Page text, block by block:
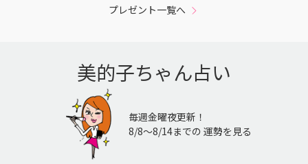
プレゼント一覧へ
美的子ちゃん占い
毎週金曜夜更新！
8/8〜8/14までの 運勢を見る